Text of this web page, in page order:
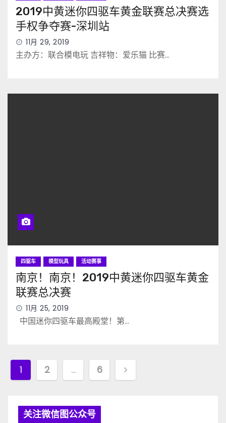
2019中黄迷你四驱车黄金联赛总决赛选
手权争夺赛-深圳站
11月 29, 2019
主办方：联合模电玩 吉祥物：爱乐猫 比赛…
四驱车 模型玩具 活动赛事
南京！南京！2019中黄迷你四驱车黄金
联赛总决赛
11月 25, 2019
中国迷你四驱车最高殿堂！第…
文
导
1 2 … 6
关注微信图公众号